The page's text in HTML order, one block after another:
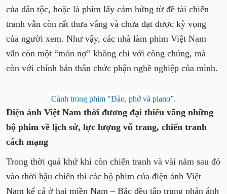
của dân tộc, hoặc là phim lấy cảm hứng từ đề tài chiến
tranh vẫn còn rất thưa vắng và chưa đạt được kỳ vọng
của người xem. Như vậy, các nhà làm phim Việt Nam
vẫn còn một “món nợ” không chỉ với công chúng, mà
còn với chính bản thân chức phận nghề nghiệp của mình.
Cảnh trong phim "Đào, phở và piano”.
Điện ảnh Việt Nam thời đương đại thiếu vắng những
bộ phim về lịch sử, lực lượng vũ trang, chiến tranh
cách mạng
Trong thời quá khứ khi còn chiến tranh và vài năm sau đó
vào thời hậu chiến thì các bộ phim của điện ảnh Việt
Nam kể cả ở hai miền Nam – Bắc đều tập trung phản ánh